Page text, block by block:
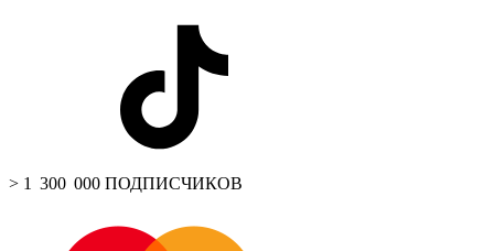
> 1 300 000 ПОДПИСЧИКОВ